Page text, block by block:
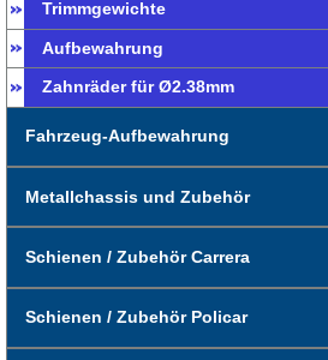
Trimmgewichte
Aufbewahrung
Zahnräder für Ø2.38mm
Fahrzeug-Aufbewahrung
Metallchassis und Zubehör
Schienen / Zubehör Carrera
Schienen / Zubehör Policar